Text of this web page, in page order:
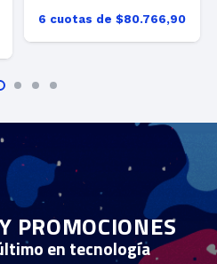
6 cuotas de $40.581,25
PROMOCIONES
en tecnología